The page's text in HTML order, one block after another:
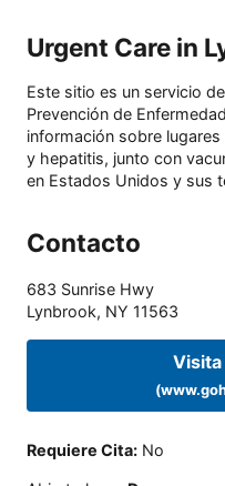
Urgent Care in
Este sitio es un servicio
Prevención de
información sobre
y hepatitis, junto con
en Estados Unidos y sus
Contacto
683 Sunrise Hwy
Lynbrook, NY 11563
Requiere Cita: No